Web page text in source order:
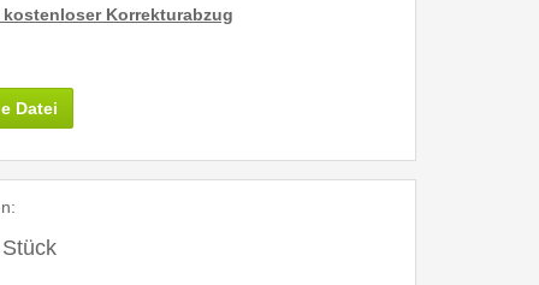
kostenloser Korrekturabzug
Datei
:
Stück